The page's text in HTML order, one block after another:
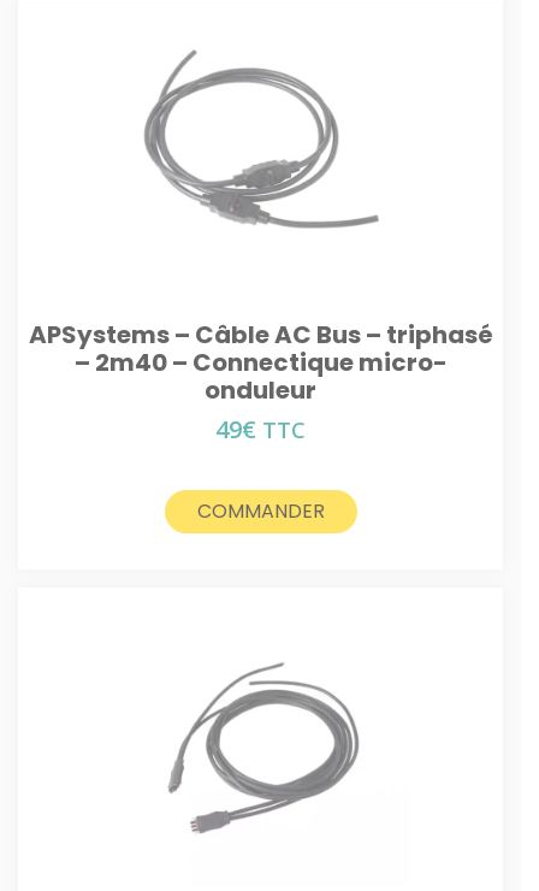
APSystems – Câble AC Bus – triphasé
– 2m40 – Connectique micro-
onduleur
49€ TTC
COMMANDER